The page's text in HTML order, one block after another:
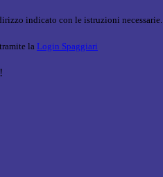
indicato con le istruzioni necessarie.
la Login Spaggiari